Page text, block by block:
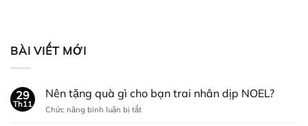
BÀI VIẾT MỚI
29
Th11
Nên tặng quà gì cho bạn trai nhân dịp NOEL?
Chức năng bình luận bị tắtở